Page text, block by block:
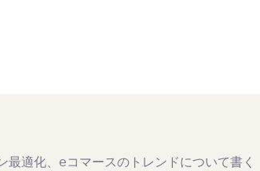
最適化、eコマースのトレンドについて書く